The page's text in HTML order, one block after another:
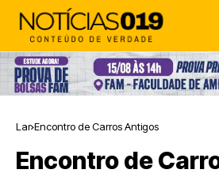
Lar Encontro de Carros Antigos
Encontro de